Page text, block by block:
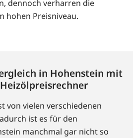
dennoch verharren die
hohen Preisniveau.
in Hohenstein mit
von vielen verschiedenen
ist es für den
manchmal gar nicht so